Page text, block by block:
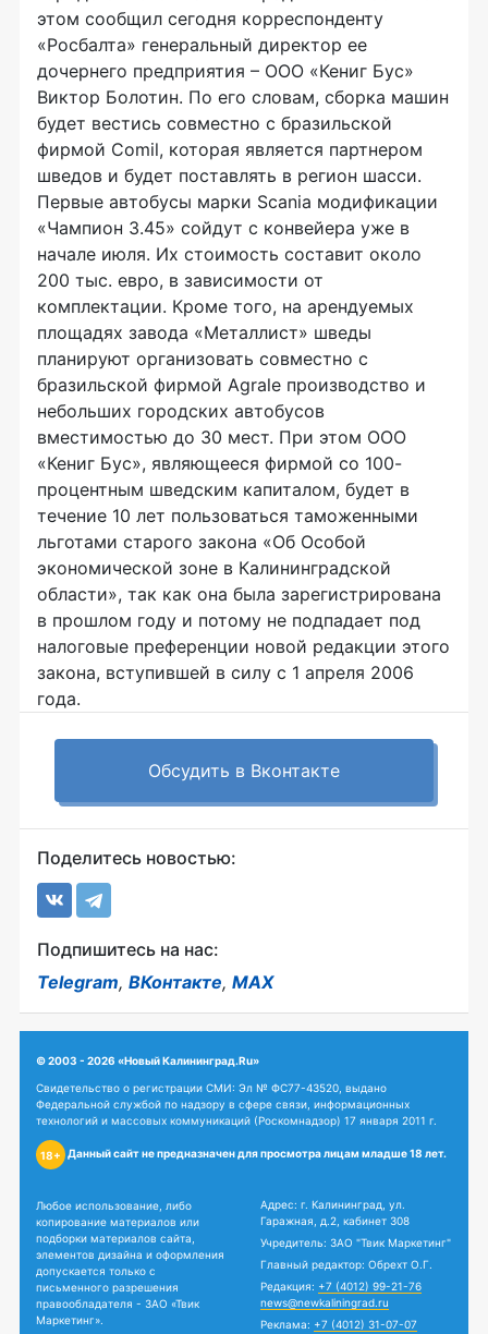
этом сообщил сегодня корреспонденту
«Росбалта» генеральный директор ее
дочернего предприятия – ООО «Кениг Бус»
Виктор Болотин. По его словам, сборка машин
будет вестись совместно с бразильской
фирмой Comil, которая является партнером
шведов и будет поставлять в регион шасси.
Первые автобусы марки Scania модификации
«Чампион 3.45» сойдут с конвейера уже в
начале июля. Их стоимость составит около
200 тыс. евро, в зависимости от
комплектации. Кроме того, на арендуемых
площадях завода «Металлист» шведы
планируют организовать совместно с
бразильской фирмой Agrale производство и
небольших городских автобусов
вместимостью до 30 мест. При этом ООО
«Кениг Бус», являющееся фирмой со 100-
процентным шведским капиталом, будет в
течение 10 лет пользоваться таможенными
льготами старого закона «Об Особой
экономической зоне в Калининградской
области», так как она была зарегистрирована
в прошлом году и потому не подпадает под
налоговые преференции новой редакции этого
закона, вступившей в силу с 1 апреля 2006
года.
Обсудить в Вконтакте
Поделитесь новостью:
Подпишитесь на нас:
Telegram, ВКонтакте, MAX
© 2003 - 2026 «Новый Калининград.Ru»
Свидетельство о регистрации СМИ: Эл № ФС77-43520, выдано
Федеральной службой по надзору в сфере связи, информационных
технологий и массовых коммуникаций (Роскомнадзор) 17 января 2011 г.
18+ Данный сайт не предназначен для просмотра лицам младше 18 лет.
Любое использование, либо
копирование материалов или
подборки материалов сайта,
элементов дизайна и оформления
допускается только с
письменного разрешения
правообладателя - ЗАО «Твик
Маркетинг».
Адрес: г. Калининград, ул.
Гаражная, д.2, кабинет 308
Учредитель: ЗАО "Твик Маркетинг"
Главный редактор: Обрехт О.Г.
Редакция: +7 (4012) 99-21-76
news@newkaliningrad.ru
Реклама: +7 (4012) 31-07-07